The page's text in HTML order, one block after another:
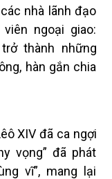
nhà lãnh đạo
ngoại giao:
thành những
hàn gắn chia
XIV đã ca ngợi
vọng” đã phát
vĩ”, mang lại